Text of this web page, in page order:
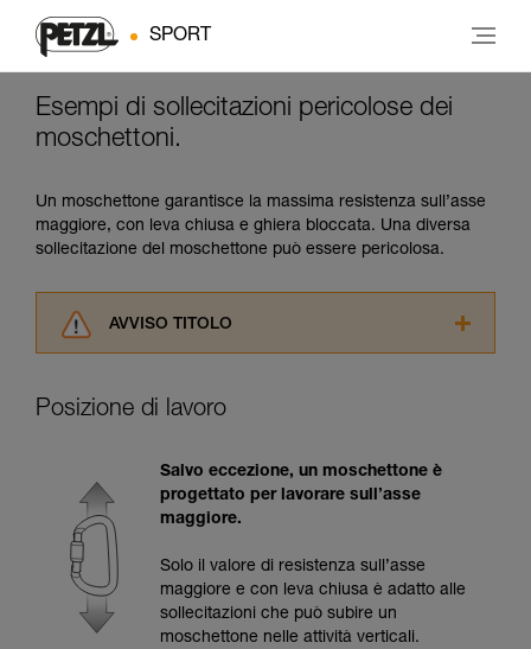
SPORT
Esempi di sollecitazioni pericolose dei
moschettoni.
Un moschettone garantisce la massima resistenza sull’asse
maggiore, con leva chiusa e ghiera bloccata. Una diversa
sollecitazione del moschettone può essere pericolosa.
AVVISO TITOLO
consultarlo. Dovete aver compreso le
capire queste ulteriori informazioni.
La padronanza di queste tecniche richiede una
formazione ed un addestramento specifico.
Verificate con un professionista la vostra
capacità di rifare la manovra, da soli, in piena
sicurezza, prima di riprodurla autonomamente.
Forniamo esempi di tecniche relative alla vostra
attività. Ne possono esistere altre che non
Posizione di lavoro
Salvo eccezione, un moschettone è
progettato per lavorare sull’asse
maggiore.
Solo il valore di resistenza sull’asse
maggiore e con leva chiusa è adatto alle
sollecitazioni che può subire un
moschettone nelle attività verticali.